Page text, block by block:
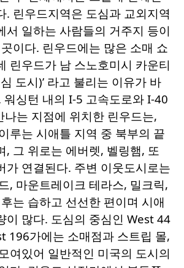
. 린우드지역은 도심과 교외지역
서 일하는 사람들의 거주지 등이
이다. 린우드에는 많은 소매 쇼
린우드가 남 스노호미시 카운티
도시)’ 라고 불리는 이유가 바
워싱턴 내의 I-5 고속도로와 I-40
나는 지점에 위치한 린우드는,
루는 시애틀 지역 중 북부의 끝
, 그 위로는 에버렛, 벨링햄, 또
가 연결된다. 주변 이웃도시로는
, 마운트레이크 테라스, 밀크릭,
는 습하고 선선한 편이며 시애
이 많다. 도심의 중심인 West 44
196가에는 소매점과 스트립 몰,
여있어 일반적인 미국의 도시의